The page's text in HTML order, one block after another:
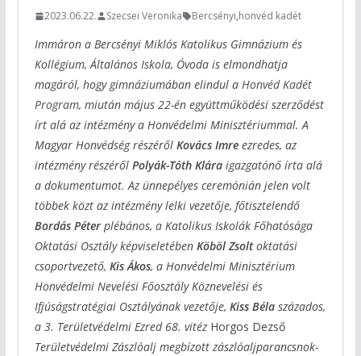
2023.06.22. Szecsei Veronika Bercsényi,honvéd kadét
Immáron a Bercsényi Miklós Katolikus Gimnázium és
Kollégium, Általános Iskola, Óvoda is elmondhatja
magáról, hogy gimnáziumában elindul a Honvéd Kadét
Program, miután május 22-én együttműködési szerződést
írt alá az intézmény a Honvédelmi Minisztériummal. A
Magyar Honvédség részéről Kovács Imreezredes, az
intézmény részéről Polyák-Tóth Kláraigazgatónő írta alá
a dokumentumot. Az ünnepélyes ceremónián jelen volt
többek közt az intézmény lelki vezetője, főtisztelendő
Bordás Péterplébános, a Katolikus Iskolák Főhatósága
Oktatási Osztály képviseletében Köböl Zsoltoktatási
csoportvezető, Kis Ákos, a Honvédelmi Minisztérium
Honvédelmi Nevelési Főosztály Köznevelési és
Ifjúságstratégiai Osztályának vezetője, Kiss Bélaszázados,
a 3. Területvédelmi Ezred 68. vitéz Horgos Dezső
Területvédelmi Zászlóaljmegbízott zászlóaljparancsnok-